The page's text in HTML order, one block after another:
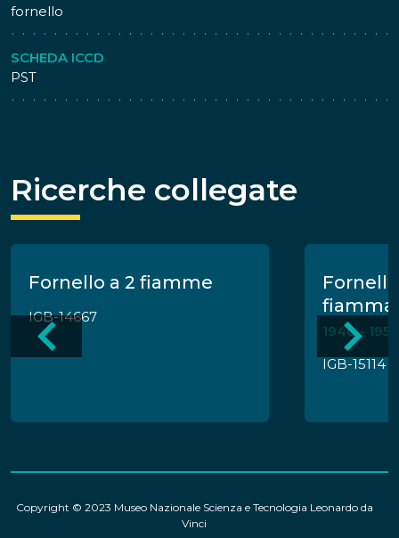
fornello
SCHEDA ICCD
PST
Ricerche collegate
Fornello a 2 fiamme
IGB-14667
Fornello
fiamma
1940 - 1950
IGB-15114
Copyright © 2023 Museo Nazionale Scienza e Tecnologia Leonardo da
Vinci